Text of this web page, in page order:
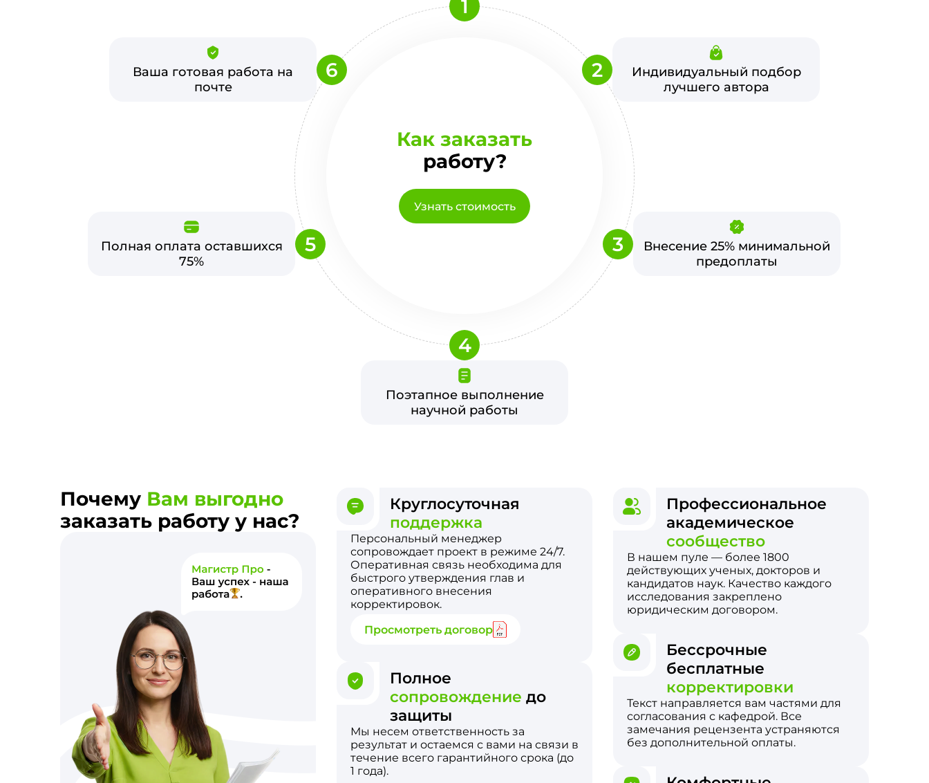
Как заказать
работу?
Узнать стоимость
1
Индивидуальный подбор
лучшего автора
2
Внесение 25% минимальной
предоплаты
3
Поэтапное выполнение
научной работы
4
Полная оплата оставшихся
75%
5
Ваша готовая работа на
почте
6
Почему Вам выгодно
заказать работу у нас?
Круглосуточная
поддержка
Персональный менеджер
сопровождает проект в режиме 24/7.
Оперативная связь необходима для
быстрого утверждения глав и
оперативного внесения
корректировок.
Просмотреть договор
Полное
сопровождение до
защиты
Мы несем ответственность за
результат и остаемся с вами на связи в
течение всего гарантийного срока (до
1 года).
Профессиональное
академическое
сообщество
В нашем пуле — более 1800
действующих ученых, докторов и
кандидатов наук. Качество каждого
исследования закреплено
юридическим договором.
Бессрочные
бесплатные
корректировки
Текст направляется вам частями для
согласования с кафедрой. Все
замечания рецензента устраняются
без дополнительной оплаты.